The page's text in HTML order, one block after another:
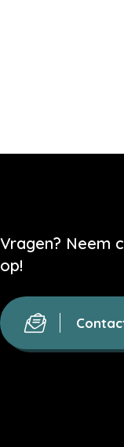
Vragen? Neem
op!